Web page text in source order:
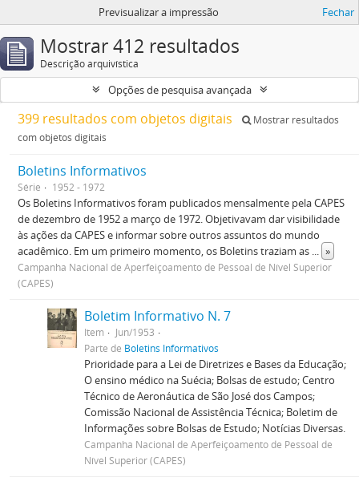
Previsualizar a impressão Fechar
Mostrar 412 resultados
Descrição arquivística
Opções de pesquisa avançada
399 resultados com objetos digitais
Mostrar resultados
com objetos digitais
Boletins Informativos
Série 1952 - 1972
Os Boletins Informativos foram publicados mensalmente pela CAPES
de dezembro de 1952 a março de 1972. Objetivavam dar visibilidade
às ações da CAPES e informar sobre outros assuntos do mundo
acadêmico. Em um primeiro momento, os Boletins traziam as ... »
Campanha Nacional de Aperfeiçoamento de Pessoal de Nível Superior
(CAPES)
Boletim Informativo N. 7
Item
Jun/1953
Parte de Boletins Informativos
Prioridade para a Lei de Diretrizes e Bases da Educação;
O ensino médico na Suécia; Bolsas de estudo; Centro
Técnico de Aeronáutica de São José dos Campos;
Comissão Nacional de Assistência Técnica; Boletim de
Informações sobre Bolsas de Estudo; Notícias Diversas.
Campanha Nacional de Aperfeiçoamento de Pessoal de
Nível Superior (CAPES)